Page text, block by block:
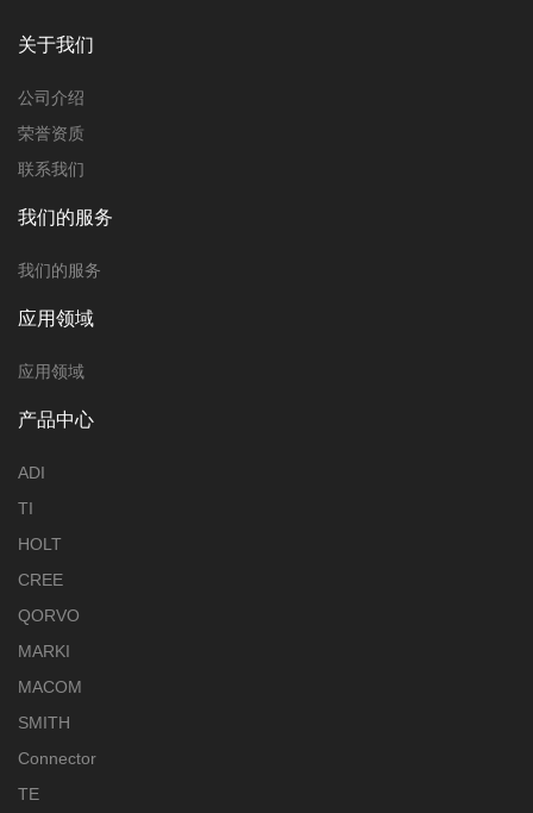
关于我们
公司介绍
荣誉资质
联系我们
我们的服务
我们的服务
应用领域
应用领域
产品中心
ADI
TI
HOLT
CREE
QORVO
MARKI
MACOM
SMITH
Connector
TE